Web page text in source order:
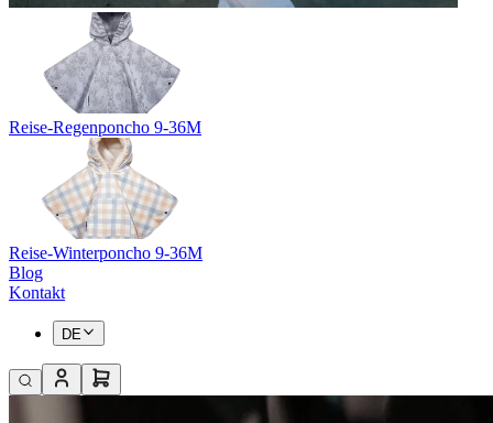
Reise-Regenponcho 9-36M
Reise-Winterponcho 9-36M
Blog
Kontakt
DE